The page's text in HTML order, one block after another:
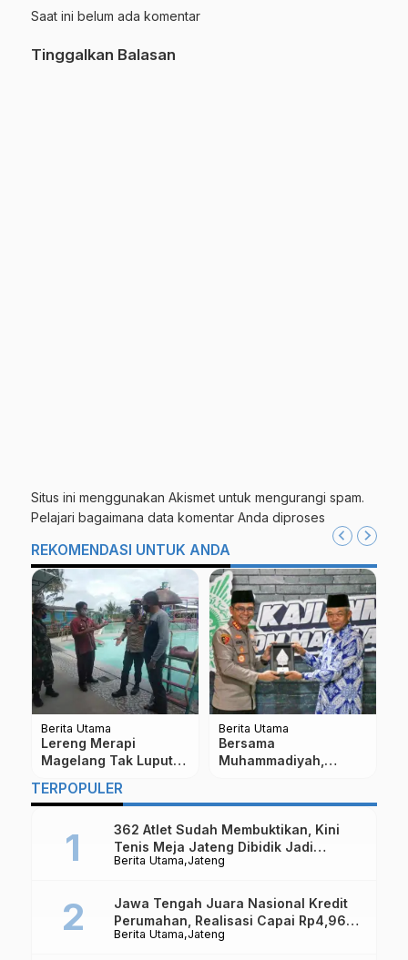
Saat ini belum ada komentar
Tinggalkan Balasan
Situs ini menggunakan Akismet untuk mengurangi spam.
Pelajari bagaimana data komentar Anda diproses
REKOMENDASI UNTUK ANDA
Berita Utama
Lereng Merapi
Magelang Tak Luput
Ini Hasilnya
Berita Utama
Bersama
Muhammadiyah,
Pelajar
TERPOPULER
Berita Utama Jateng
362 Atlet Sudah Membuktikan, Kini
Tenis Meja Jateng Dibidik Jadi
Kekuatan Nasional
Berita Utama Jateng
Jawa Tengah Juara Nasional Kredit
Perumahan, Realisasi Capai Rp4,96
Triliun